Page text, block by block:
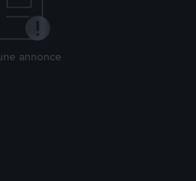
annonce